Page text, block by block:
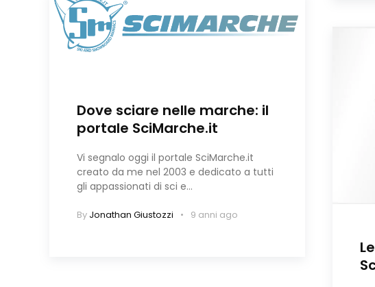
Dove sciare nelle marche: il
portale SciMarche.it
Vi segnalo oggi il portale SciMarche.it
creato da me nel 2003 e dedicato a tutti
gli appassionati di sci e…
By Jonathan Giustozzi 9 anni ago